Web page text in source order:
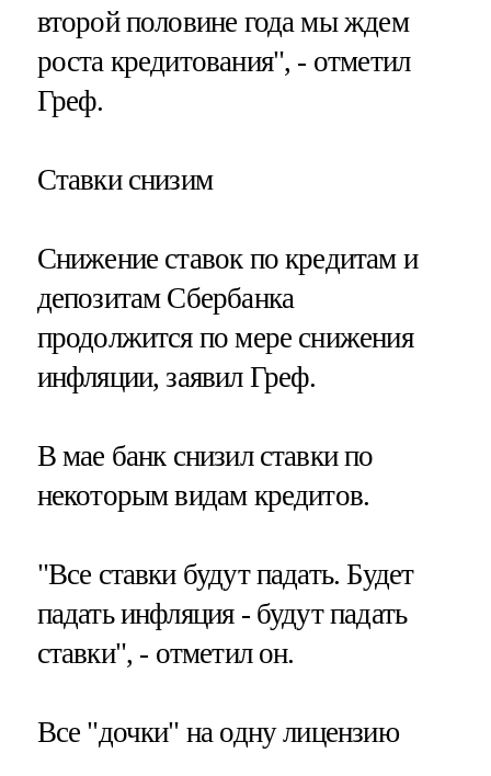
второй половине года мы ждем
роста кредитования", - отметил
Греф.
Ставки снизим
Снижение ставок по кредитам и
депозитам Сбербанка
продолжится по мере снижения
инфляции, заявил Греф.
В мае банк снизил ставки по
некоторым видам кредитов.
"Все ставки будут падать. Будет
падать инфляция - будут падать
ставки", - отметил он.
Все "дочки" на одну лицензию